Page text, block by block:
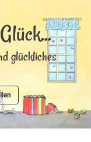
glückliches